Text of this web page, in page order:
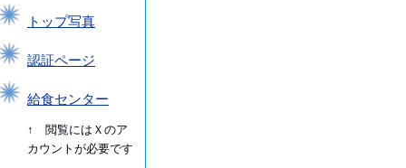
トップ写真
認証ページ
給食センター
↑ 閲覧にはＸのア
カウントが必要です